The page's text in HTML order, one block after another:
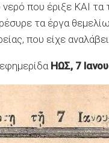
που έριξε ΚΑΙ
τα έργα
που είχε
ΗΩΣ, 7